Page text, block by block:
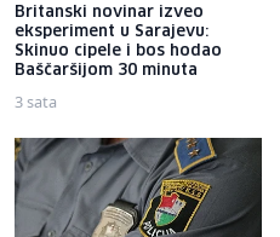
Britanski novinar izveo
eksperiment u Sarajevu:
Skinuo cipele i bos hodao
Baščaršijom 30 minuta
3 sata